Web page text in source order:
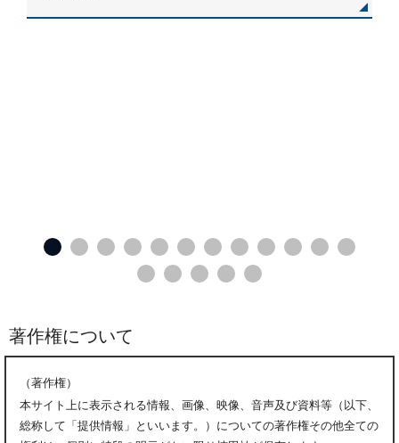
著作権について
（著作権）
本サイト上に表示される情報、画像、映像、音声及び資料等（以下、
総称して「提供情報」といいます。）についての著作権その他全ての